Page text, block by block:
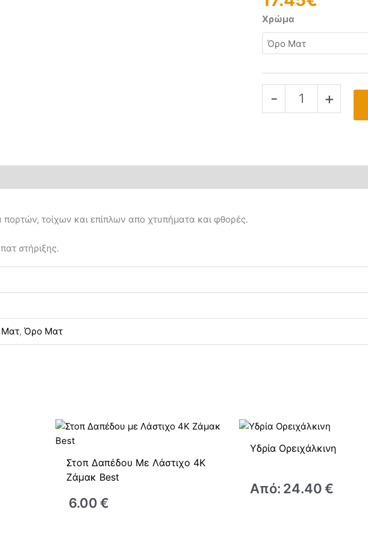
Χρώμα
- +
πορτών, τοίχων και επίπλων απο χτυπήματα και φθορές.
στήριξης.
Ματ,Όρο Ματ
Στοπ Δαπέδου Με Λάστιχο 4Κ
Ζάμακ Best
6.00€
Υδρία Ορειχάλκινη
Από: 24.40€